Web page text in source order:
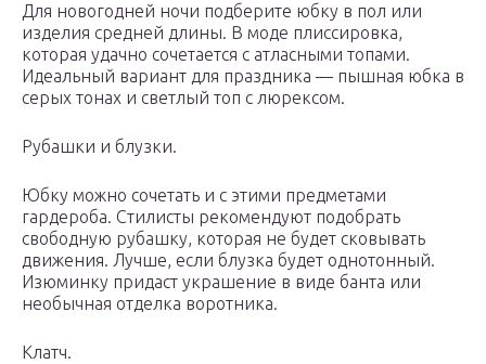
Для новогодней ночи подберите юбку в пол или
изделия средней длины. В моде плиссировка,
которая удачно сочетается с атласными топами.
Идеальный вариант для праздника — пышная юбка в
серых тонах и светлый топ с люрексом.
Рубашки и блузки.
Юбку можно сочетать и с этими предметами
гардероба. Стилисты рекомендуют подобрать
свободную рубашку, которая не будет сковывать
движения. Лучше, если блузка будет однотонный.
Изюминку придаст украшение в виде банта или
необычная отделка воротника.
Клатч.